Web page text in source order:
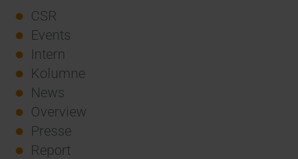
CSR
Events
Intern
Kolumne
News
Overview
Presse
Report